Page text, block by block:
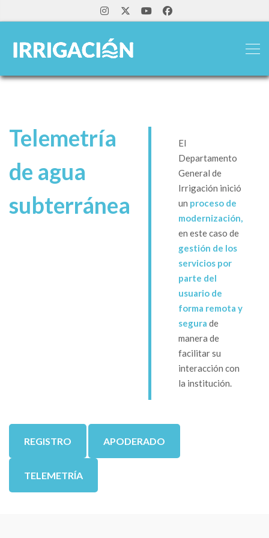
Telemetría
de agua
subterránea
El
Departamento
General de
Irrigación inició
un proceso de
modernización,
en este caso de
gestión de los
servicios por
parte del
usuario de
forma remota y
segura de
manera de
facilitar su
interacción con
la institución.
REGISTRO APODERADO
TELEMETRÍA